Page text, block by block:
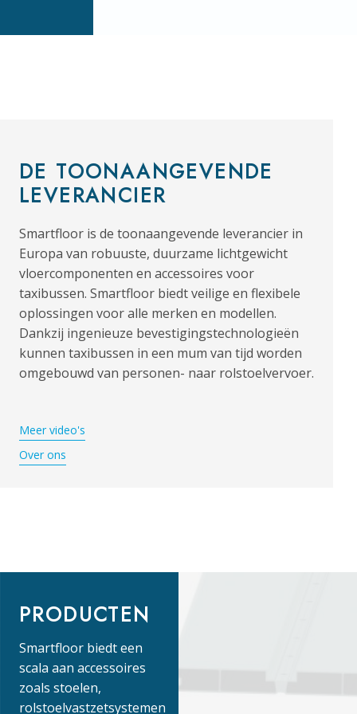
DE TOONAANGEVENDE
LEVERANCIER
Smartfloor is de toonaangevende leverancier in
Europa van robuuste, duurzame lichtgewicht
vloercomponenten en accessoires voor
taxibussen. Smartfloor biedt veilige en flexibele
oplossingen voor alle merken en modellen.
Dankzij ingenieuze bevestigingstechnologieën
kunnen taxibussen in een mum van tijd worden
omgebouwd van personen- naar rolstoelvervoer.
Meer video's
Over ons
PRODUCTEN
Smartfloor biedt een
scala aan accessoires
zoals stoelen,
rolstoelvastzetsystemen